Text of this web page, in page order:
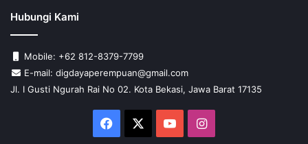
Hubungi Kami
Mobile: +62 812-8379-7799
E-mail: digdayaperempuan@gmail.com
Jl. I Gusti Ngurah Rai No 02. Kota Bekasi, Jawa Barat 17135
Facebook YouTubeInstagram